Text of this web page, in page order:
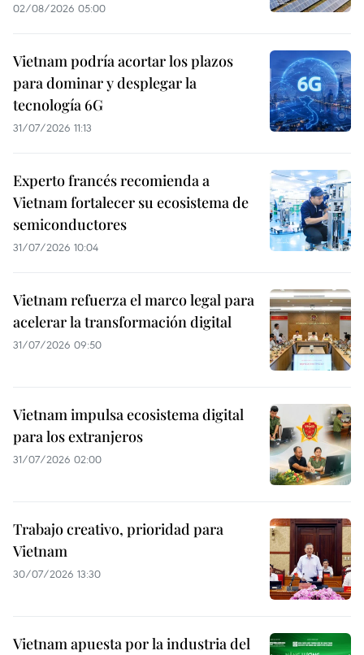
02/08/2026 05:00
Vietnam podría acortar los plazos
para dominar y desplegar la
tecnología 6G
31/07/2026 11:13
Experto francés recomienda a
Vietnam fortalecer su ecosistema de
semiconductores
31/07/2026 10:04
Vietnam refuerza el marco legal para
acelerar la transformación digital
31/07/2026 09:50
Vietnam impulsa ecosistema digital
para los extranjeros
31/07/2026 02:00
Trabajo creativo, prioridad para
Vietnam
30/07/2026 13:30
Vietnam apuesta por la industria del